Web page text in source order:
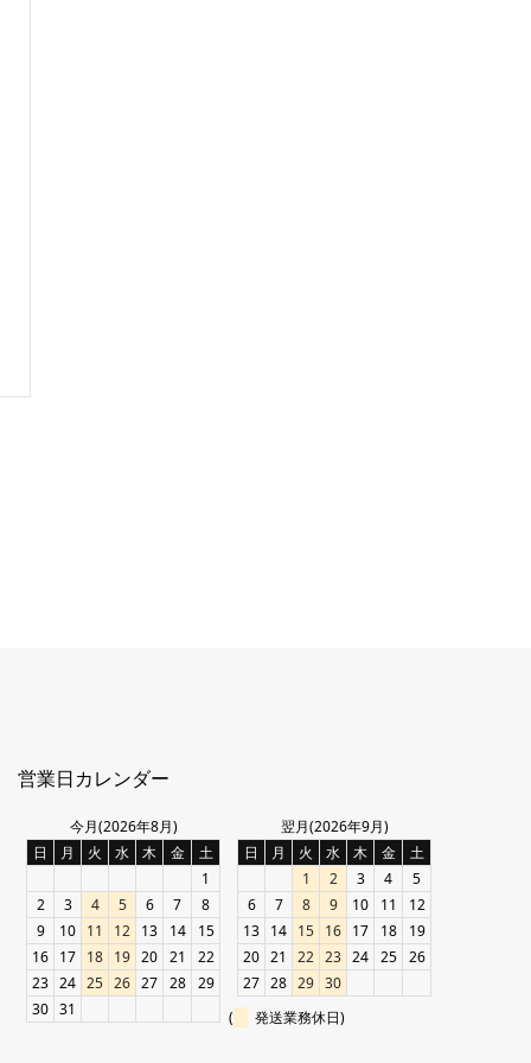
営業日カレンダー
今月(2026年8月)
日
月 火 水 木 金
土
1
2
3 4 5 6 7
8
9
10 11 12 13 14
15
16 17 18 19 20 21
22
23 24 25 26 27 28
29
30 31
翌月(2026年9月)
日
月 火 水 木 金
土
1
2 3 4
5
6
7 8 9 10 11
12
13 14 15 16 17 18
19
20 21 22 23 24 25 26
27 28 29 30
(
発送業務休日)